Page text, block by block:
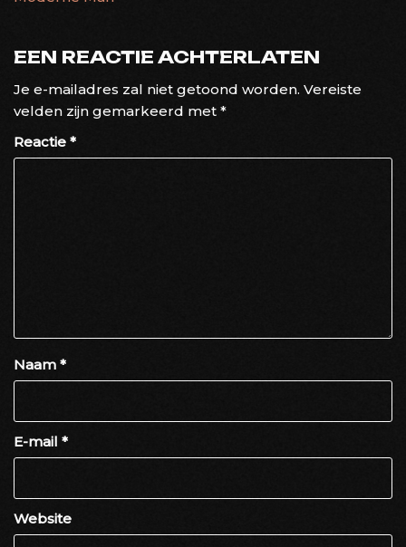
EEN REACTIE ACHTERLATEN
Je e-mailadres zal niet getoond worden. Vereiste
velden zijn gemarkeerd met *
Reactie *
Naam *
E-mail *
Website